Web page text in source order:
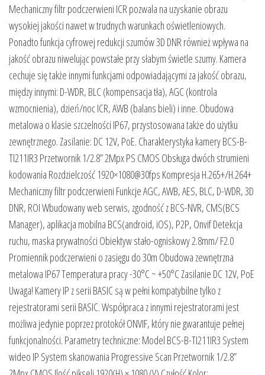
Mechaniczny filtr podczerwieni ICR pozwala na uzyskanie obrazu
wysokiej jakości nawet w trudnych warunkach oświetleniowych.
Ponadto funkcja cyfrowej redukcji szumów 3D DNR również wpływa na
jakość obrazu niwelując powstałe przy słabym świetle szumy. Kamera
cechuje się także innymi funkcjami odpowiadającymi za jakość obrazu,
między innymi: D-WDR, BLC (kompensacja tła), AGC (kontrola
wzmocnienia), dzień/noc ICR, AWB (balans bieli) i inne. Obudowa
metalowa o klasie szczelności IP67, przystosowana także do użytku
zewnętrznego. Zasilanie: DC 12V, PoE. Charakterystyka kamery BCS-B-
TI211IR3 Przetwornik 1/2.8” 2Mpx PS CMOS Obsługa dwóch strumieni
kodowania Rozdzielczość 1920×1080@30fps Kompresja H.265+/H.264+
Mechaniczny filtr podczerwieni Funkcje AGC, AWB, AES, BLC, D-WDR, 3D
DNR, ROI Wbudowany web serwis, zgodność z BCS-NVR, CMS(BCS
Manager), aplikacja mobilna BCS(android, iOS), P2P, Onvif Detekcja
ruchu, maska prywatności Obiektyw stało-ogniskowy 2.8mm/ F2.0
Promiennik podczerwieni o zasięgu do 30m Obudowa zewnętrzna
metalowa IP67 Temperatura pracy -30°C ~ +50°C Zasilanie DC 12V, PoE
Uwaga! Kamery IP z serii BASIC są w pełni kompatybilne tylko z
rejestratorami serii BASIC. Współpraca z innymi rejestratorami jest
możliwa jedynie poprzez protokół ONVIF, który nie gwarantuje pełnej
funkcjonalności. Parametry techniczne: Model BCS-B-TI211IR3 System
wideo IP System skanowania Progressive Scan Przetwornik 1/2.8”